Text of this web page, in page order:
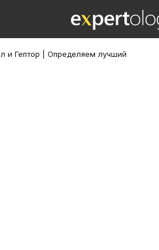
и Гептор | Определяем лучший